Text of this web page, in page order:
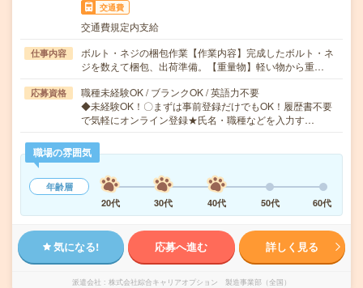
交通費
交通費規定内支給
仕事内容
ボルト・ネジの梱包作業【作業内容】完成したボルト・ネ
ジを数えて梱包、出荷準備。【重量物】軽い物から重…
応募資格
職種未経験OK / ブランクOK / 英語力不要
◆未経験OK！〇まずは事前登録だけでもOK！履歴書不要
で気軽にオンライン登録★氏名・職種などを入力す…
職場の雰囲気
年齢層
20代
30代 40代 50代 60代
気になる! 応募へ進む 詳しく見る
派遣会社 株式会社綜合キャリアオプション 製造事業部（全国）